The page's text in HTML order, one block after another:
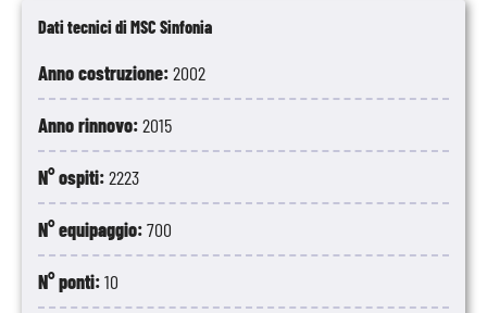
Dati tecnici di MSC Sinfonia
Anno costruzione:2002
Anno rinnovo:2015
N° ospiti:2223
N° equipaggio:700
N° ponti:10
Santorini
8 Atene 06:00 -